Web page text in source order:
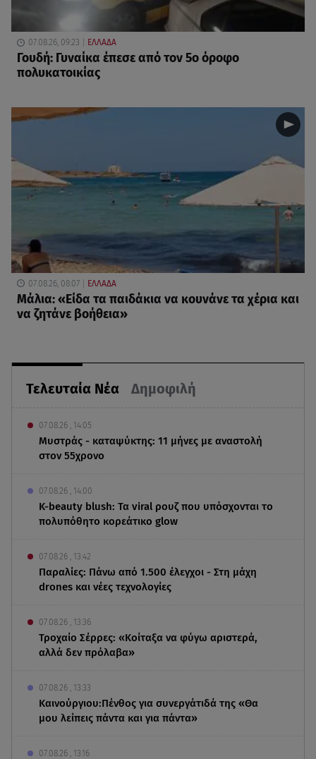
Τελευταία Νέα Δημοφιλή
07.08.26 , 14:05
Μυστράς - καταψύκτης: 11 μήνες με αναστολή
στον 55χρονο
07.08.26 , 14:00
K-beauty blush: Τα viral ρουζ που υπόσχονται το
πολυπόθητο κορεάτικο glow
07.08.26 , 13:42
Παραλίες: Πάνω από 1.500 έλεγχοι - Στη μάχη
drones και νέες τεχνολογίες
07.08.26 , 13:36
Τροχαίο Σέρρες: «Κοίταξα να φύγω αριστερά,
αλλά δεν πρόλαβα»
07.08.26 , 13:33
Καινούργιου:Πένθος για συνεργάτιδά της «Θα
μου λείπεις πάντα και για πάντα»
07.08.26 , 13:16
07.08.26, 09:23 ΕΛΛΑΔΑ
Γουδή: Γυναίκα έπεσε από τον 5ο όροφο
πολυκατοικίας
07.08.26, 08:07 ΕΛΛΑΔΑ
Μάλια: «Είδα τα παιδάκια να κουνάνε τα χέρια και
να ζητάνε βοήθεια»